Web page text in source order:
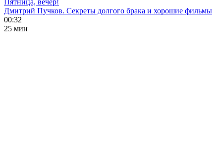
Пятница, вечер!
Дмитрий Пучков. Секреты долгого брака и хорошие фильмы
00:32
25 мин